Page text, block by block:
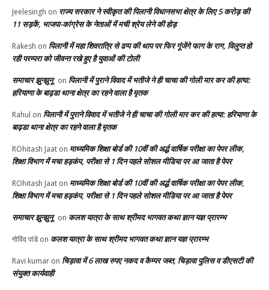
Jeelesingh on राज्य सरकार ने स्वीकृत की पिलानी विधानसभा क्षेत्र के लिए 5 करोड़ की
11 सड़कें, भाजपा-कांग्रेस के नेताओं में मची श्रेय लेने की होड़
Rakesh on पिलानी में महा शिवरात्रि से ढप्प की थाप पर फिर गूंजेंगे फाग के राग, विलुप्त हो
रही परम्परा को जीवन्त रखे हुए है युवाओं की टोली
समाचार झुन्झुनू on पिलानी में पुराने विवाद में भतीजे ने ही चाचा की गोली मार कर की हत्या:
हरियाणा के बाढ़डा थाना क्षेत्र का रहने वाला है मृतक
Rahul on पिलानी में पुराने विवाद में भतीजे ने ही चाचा की गोली मार कर की हत्या: हरियाणा के
बाढ़डा थाना क्षेत्र का रहने वाला है मृतक
ROhitash Jaat on माध्यमिक शिक्षा बोर्ड की 10वीं की अर्द्ध वार्षिक परीक्षा का पेपर लीक,
शिक्षा विभाग में मचा हड़कंप, परीक्षा से 1 दिन पहले सोशल मीडिया पर आ जाता है पेपर
ROhitash Jaat on माध्यमिक शिक्षा बोर्ड की 10वीं की अर्द्ध वार्षिक परीक्षा का पेपर लीक,
शिक्षा विभाग में मचा हड़कंप, परीक्षा से 1 दिन पहले सोशल मीडिया पर आ जाता है पेपर
समाचार झुन्झुनू on कलश यात्रा के साथ श्रीमद भागवत कथा ज्ञान यज्ञ प्रारम्भ
गोविंद पांडेon कलश यात्रा के साथ श्रीमद भागवत कथा ज्ञान यज्ञ प्रारम्भ
Ravi kumar on चिड़ावा में 6 लाख रुपए नकद व कैम्पर जब्त, चिड़ावा पुलिस व डीएसटी की
संयुक्त कार्यवाही